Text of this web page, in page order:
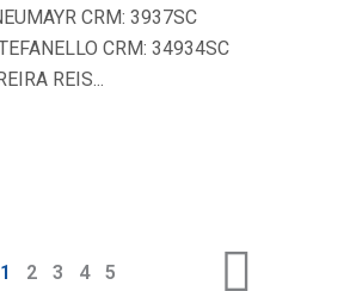
CRM: 3937SC
CRM: 34934SC
REIS
1 2 3 4 5